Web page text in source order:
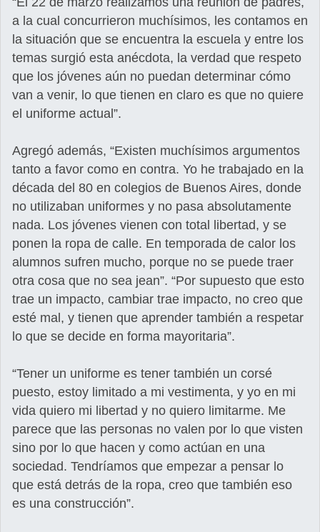
a la cual concurrieron muchísimos, les contamos en
la situación que se encuentra la escuela y entre los
temas surgió esta anécdota, la verdad que respeto
que los jóvenes aún no puedan determinar cómo
van a venir, lo que tienen en claro es que no quiere
el uniforme actual”.
Agregó además, “Existen muchísimos argumentos
tanto a favor como en contra. Yo he trabajado en la
década del 80 en colegios de Buenos Aires, donde
no utilizaban uniformes y no pasa absolutamente
nada. Los jóvenes vienen con total libertad, y se
ponen la ropa de calle. En temporada de calor los
alumnos sufren mucho, porque no se puede traer
otra cosa que no sea jean”. “Por supuesto que esto
trae un impacto, cambiar trae impacto, no creo que
esté mal, y tienen que aprender también a respetar
lo que se decide en forma mayoritaria”.
“Tener un uniforme es tener también un corsé
puesto, estoy limitado a mi vestimenta, y yo en mi
vida quiero mi libertad y no quiero limitarme. Me
parece que las personas no valen por lo que visten
sino por lo que hacen y como actúan en una
sociedad. Tendríamos que empezar a pensar lo
que está detrás de la ropa, creo que también eso
es una construcción”.